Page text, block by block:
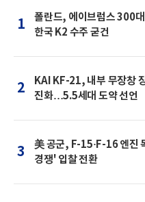
1
폴란드, 에이브럼스 300
한국 K2 수주 굳건
2
KAI KF-21, 내부 무장창
진화…5.5세대 도약 선언
3
美 공군, F-15·F-16 엔진
경쟁' 입찰 전환